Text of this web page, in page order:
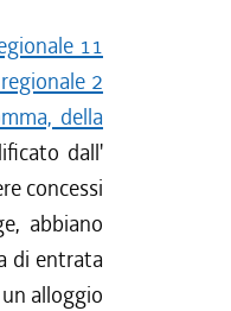
11
2
della
dall'
concessi
abbiano
di entrata
alloggio